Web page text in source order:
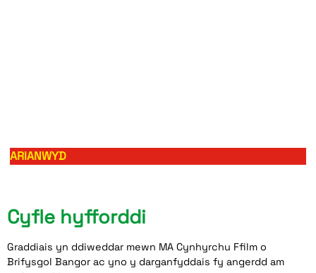
ARIANWYD
Cyfle hyfforddi
Graddiais yn ddiweddar mewn MA Cynhyrchu Ffilm o
Brifysgol Bangor ac yno y darganfyddais fy angerdd am